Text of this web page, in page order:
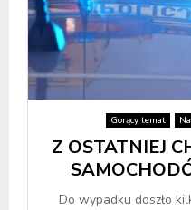
Gorący temat
Z OSTATNIEJ
Do wypadku doszło